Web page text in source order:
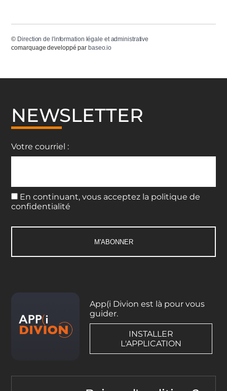
© Direction de l'information légale et administrative
comarquage developpé par baseo.io
NEWSLETTER
Votre courriel :
En continuant, vous acceptez la politique de
confidentialité
App(i Divion est là pour vous
guider.
INSTALLER
L'APPLICATION